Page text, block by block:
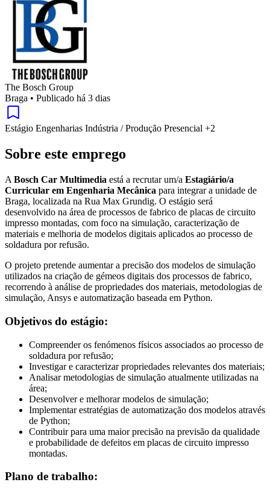
The Bosch Group
Braga • Publicado há 3 dias
Estágio Engenharias Indústria / Produção Presencial +2
Sobre este emprego
A Bosch Car Multimedia está a recrutar um/a Estagiário/a
Curricular em Engenharia Mecânica para integrar a unidade de
Braga, localizada na Rua Max Grundig. O estágio será
desenvolvido na área de processos de fabrico de placas de circuito
impresso montadas, com foco na simulação, caracterização de
materiais e melhoria de modelos digitais aplicados ao processo de
soldadura por refusão.
O projeto pretende aumentar a precisão dos modelos de simulação
utilizados na criação de gémeos digitais dos processos de fabrico,
recorrendo à análise de propriedades dos materiais, metodologias de
simulação, Ansys e automatização baseada em Python.
Objetivos do estágio:
Compreender os fenómenos físicos associados ao processo de
soldadura por refusão;
Investigar e caracterizar propriedades relevantes dos materiais;
Analisar metodologias de simulação atualmente utilizadas na
área;
Desenvolver e melhorar modelos de simulação;
Implementar estratégias de automatização dos modelos através
de Python;
Contribuir para uma maior precisão na previsão da qualidade
e probabilidade de defeitos em placas de circuito impresso
montadas.
Plano de trabalho: